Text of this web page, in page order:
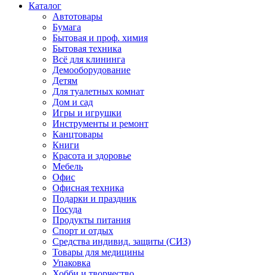
Каталог
Автотовары
Бумага
Бытовая и проф. химия
Бытовая техника
Всё для клининга
Демооборудование
Детям
Для туалетных комнат
Дом и сад
Игры и игрушки
Инструменты и ремонт
Канцтовары
Книги
Красота и здоровье
Мебель
Офис
Офисная техника
Подарки и праздник
Посуда
Продукты питания
Спорт и отдых
Средства индивид. защиты (СИЗ)
Товары для медицины
Упаковка